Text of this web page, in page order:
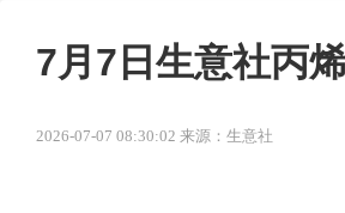
7月7日生意社丙
2026-07-07 08:30:02 来源：生意社